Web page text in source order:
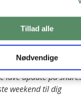
Tillad alle
Nødvendige
sød! Tusind tak –
hilsen at starte
da alt for længe
til
med makeup og
lave update på
weekend til dig